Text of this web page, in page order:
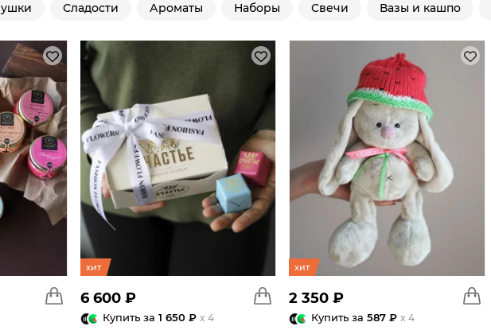
Сладости Ароматы Наборы Свечи Вазы и кашпо
хит
6 600 ₽
Купить за 1 650 ₽ x 4
хит
2 350 ₽
Купить за 587 ₽ x 4